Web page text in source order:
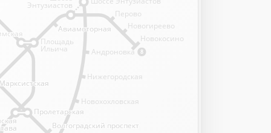
8
Андроновка
Нижегородская
Новохохловская
Перово
Новогиреево
Новокосино
Площадь
Ильича
Пролетарская
Пролетарская
Волгоградский проспект
Волгоградский проспект
Авиамоторная
Авиамоторная
Энтузиастов